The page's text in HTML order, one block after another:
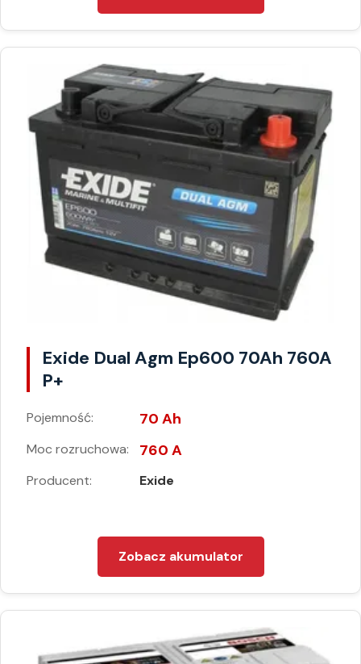
Exide Dual Agm Ep600 70Ah 760A
P+
Pojemność: 70 Ah
Moc rozruchowa: 760 A
Producent: Exide
Zobacz akumulator